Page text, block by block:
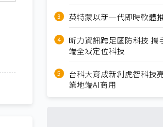
英特蒙以新一代即時軟體
昕力資訊跨足國防科技
端全域定位科技
台科大育成新創虎智科技
業地端AI商用